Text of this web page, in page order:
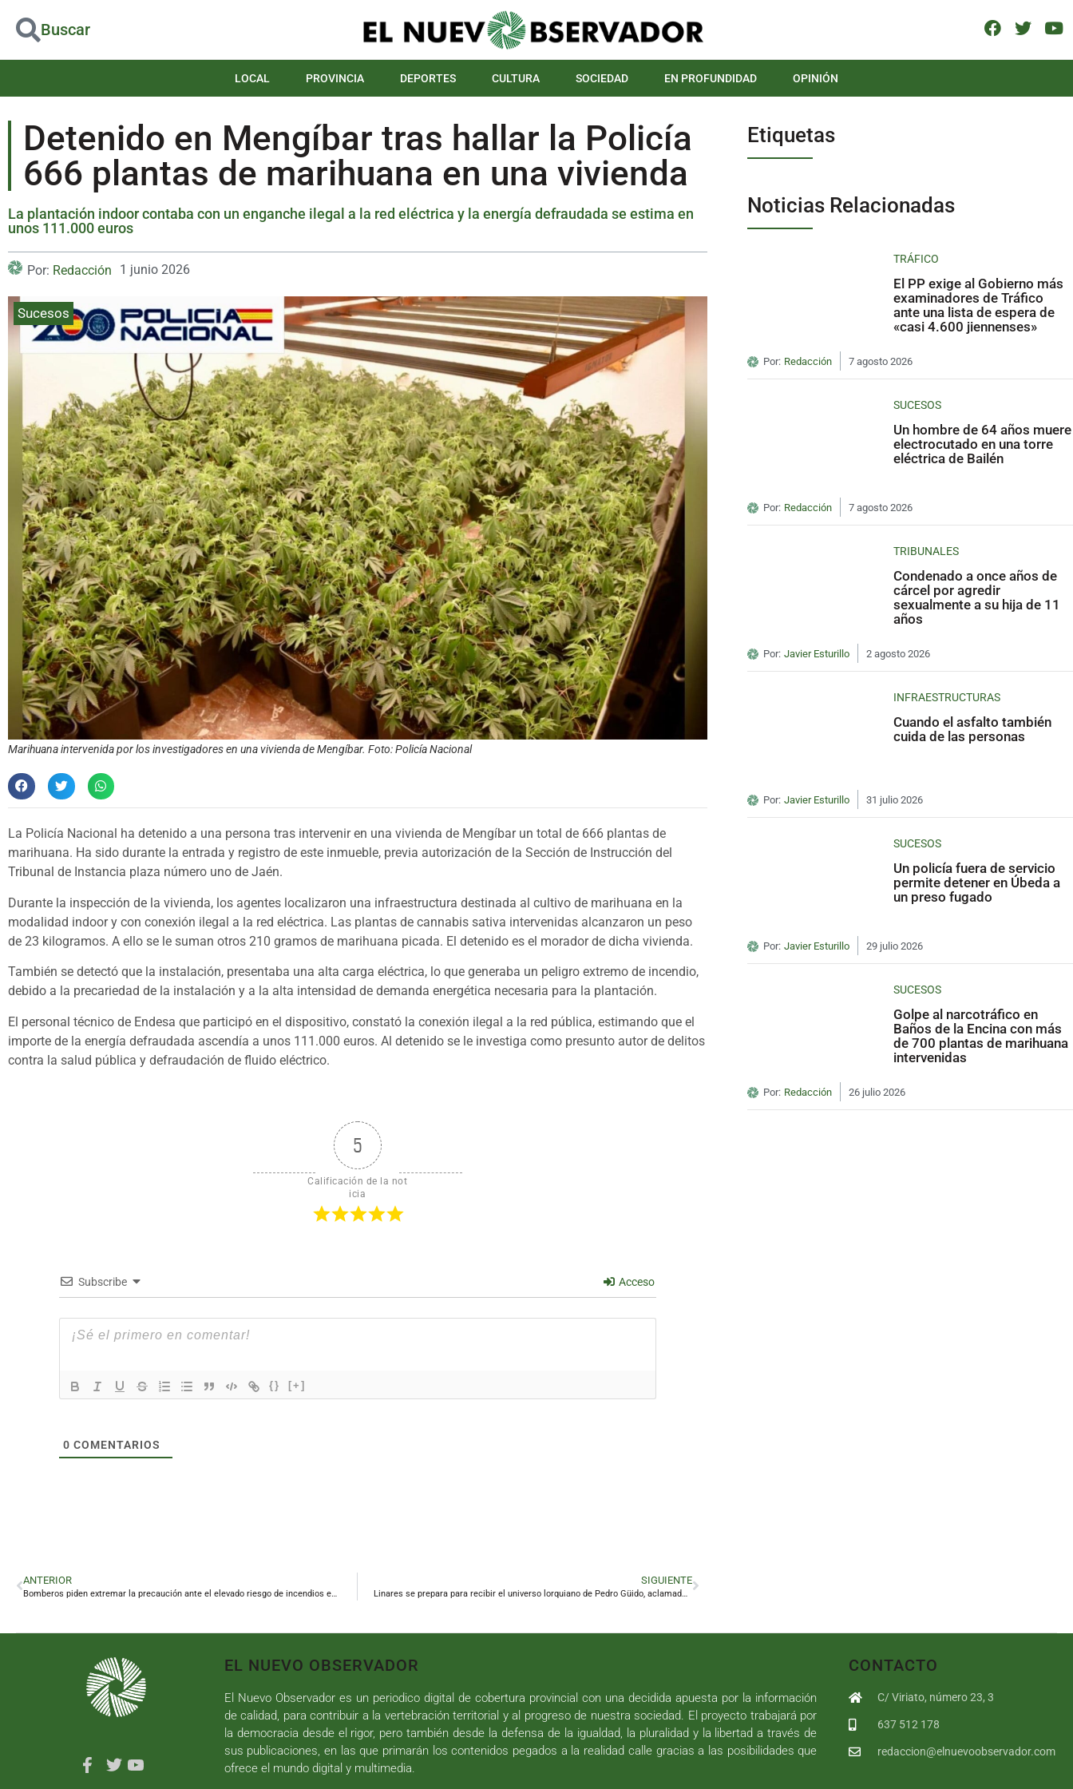
Buscar
LOCAL PROVINCIA DEPORTES CULTURA SOCIEDAD EN PROFUNDIDAD OPINIÓN
Detenido en Mengíbar tras hallar la Policía
666 plantas de marihuana en una vivienda
La plantación indoor contaba con un enganche ilegal a la red eléctrica y la energía defraudada se estima en
unos 111.000 euros
Por: Redacción 1 junio 2026
Sucesos
Marihuana intervenida por los investigadores en una vivienda de Mengíbar. Foto: Policía Nacional
La Policía Nacional ha detenido a una persona tras intervenir en una vivienda de Mengíbar un total de 666 plantas de
marihuana. Ha sido durante la entrada y registro de este inmueble, previa autorización de la Sección de Instrucción del
Tribunal de Instancia plaza número uno de Jaén.
Durante la inspección de la vivienda, los agentes localizaron una infraestructura destinada al cultivo de marihuana en la
modalidad indoor y con conexión ilegal a la red eléctrica. Las plantas de cannabis sativa intervenidas alcanzaron un peso
de 23 kilogramos. A ello se le suman otros 210 gramos de marihuana picada. El detenido es el morador de dicha vivienda.
También se detectó que la instalación, presentaba una alta carga eléctrica, lo que generaba un peligro extremo de incendio,
debido a la precariedad de la instalación y a la alta intensidad de demanda energética necesaria para la plantación.
El personal técnico de Endesa que participó en el dispositivo, constató la conexión ilegal a la red pública, estimando que el
importe de la energía defraudada ascendía a unos 111.000 euros. Al detenido se le investiga como presunto autor de delitos
contra la salud pública y defraudación de fluido eléctrico.
5
Calificación de la not
icia
Subscribe Acceso
{} [+]
0 COMENTARIOS
ANTERIOR
Bomberos piden extremar la precaución ante el elevado riesgo de incendios en solares
SIGUIENTE
Linares se prepara para recibir el universo lorquiano de Pedro Güido, aclamado en Úbeda
Etiquetas
Noticias Relacionadas
TRÁFICO
El PP exige al Gobierno más
examinadores de Tráfico
ante una lista de espera de
«casi 4.600 jiennenses»
Por: Redacción 7 agosto 2026
SUCESOS
Un hombre de 64 años muere
electrocutado en una torre
eléctrica de Bailén
Por: Redacción 7 agosto 2026
TRIBUNALES
Condenado a once años de
cárcel por agredir
sexualmente a su hija de 11
años
Por: Javier Esturillo 2 agosto 2026
INFRAESTRUCTURAS
Cuando el asfalto también
cuida de las personas
Por: Javier Esturillo 31 julio 2026
SUCESOS
Un policía fuera de servicio
permite detener en Úbeda a
un preso fugado
Por: Javier Esturillo 29 julio 2026
SUCESOS
Golpe al narcotráfico en
Baños de la Encina con más
de 700 plantas de marihuana
intervenidas
Por: Redacción 26 julio 2026
EL NUEVO OBSERVADOR
El Nuevo Observador es un periodico digital de cobertura provincial con una decidida apuesta por la información
de calidad, para contribuir a la vertebración territorial y al progreso de nuestra sociedad. El proyecto trabajará por
la democracia desde el rigor, pero también desde la defensa de la igualdad, la pluralidad y la libertad a través de
sus publicaciones, en las que primarán los contenidos pegados a la realidad calle gracias a las posibilidades que
ofrece el mundo digital y multimedia.
CONTACTO
C/ Viriato, número 23, 3
637 512 178
redaccion@elnuevoobservador.com